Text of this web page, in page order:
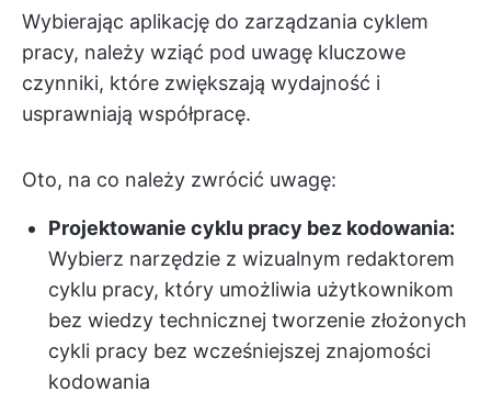
Wybierając aplikację do zarządzania cyklem
pracy, należy wziąć pod uwagę kluczowe
czynniki, które zwiększają wydajność i
usprawniają współpracę.
Oto, na co należy zwrócić uwagę:
Projektowanie cyklu pracy bez kodowania:
Wybierz narzędzie z wizualnym redaktorem
cyklu pracy, który umożliwia użytkownikom
bez wiedzy technicznej tworzenie złożonych
cykli pracy bez wcześniejszej znajomości
kodowania